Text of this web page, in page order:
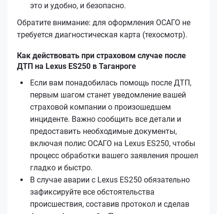
это и удобно, и безопасно.
Обратите внимание: для оформления ОСАГО не
требуется диагностическая карта (техосмотр).
Как действовать при страховом случае после
ДТП на Lexus ES250 в Таганроге
Если вам понадобилась помощь после ДТП,
первым шагом станет уведомление вашей
страховой компании о произошедшем
инциденте. Важно сообщить все детали и
предоставить необходимые документы,
включая полис ОСАГО на Lexus ES250, чтобы
процесс обработки вашего заявления прошел
гладко и быстро.
В случае аварии с Lexus ES250 обязательно
зафиксируйте все обстоятельства
происшествия, составив протокол и сделав